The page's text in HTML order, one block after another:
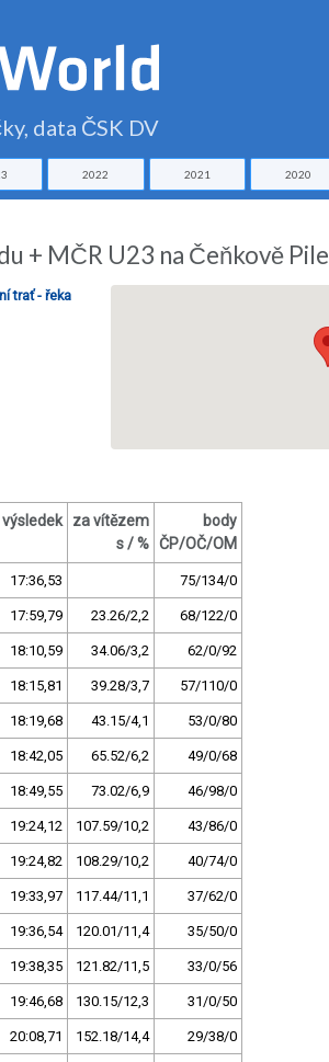
data ČSK DV
2022 2021 2020
+ MČR U23 na Čeňkově Pile
trať - řeka
výsledek
za vítězem
s / %
body
ČP/OČ/OM
17:36,53 75/134/0
17:59,79 23.26/2,2 68/122/0
18:10,59 34.06/3,2 62/0/92
18:15,81 39.28/3,7 57/110/0
18:19,68 43.15/4,1 53/0/80
18:42,05 65.52/6,2 49/0/68
18:49,55 73.02/6,9 46/98/0
19:24,12 107.59/10,2 43/86/0
19:24,82 108.29/10,2 40/74/0
19:33,97 117.44/11,1 37/62/0
19:36,54 120.01/11,4 35/50/0
19:38,35 121.82/11,5 33/0/56
19:46,68 130.15/12,3 31/0/50
20:08,71 152.18/14,4 29/38/0